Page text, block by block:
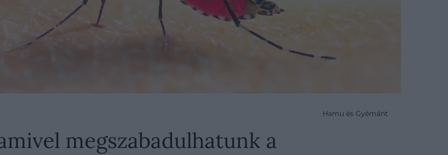
Hamu és Gyémánt
megszabadulhatunk a